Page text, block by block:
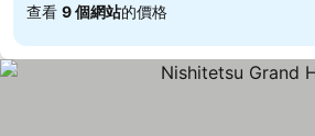
查看 9 個網站的價格